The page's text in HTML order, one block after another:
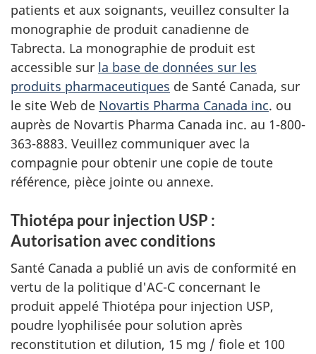
patients et aux soignants, veuillez consulter la
monographie de produit canadienne de
Tabrecta. La monographie de produit est
accessible sur la base de données sur les
produits pharmaceutiques de Santé Canada, sur
le site Web de Novartis Pharma Canada inc. ou
auprès de Novartis Pharma Canada inc. au 1-800-
363-8883. Veuillez communiquer avec la
compagnie pour obtenir une copie de toute
référence, pièce jointe ou annexe.
Thiotépa pour injection USP :
Autorisation avec conditions
Santé Canada a publié un avis de conformité en
vertu de la politique d'AC-C concernant le
produit appelé Thiotépa pour injection USP,
poudre lyophilisée pour solution après
reconstitution et dilution, 15 mg / fiole et 100